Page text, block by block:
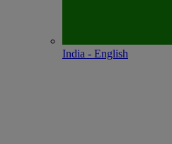
India - English